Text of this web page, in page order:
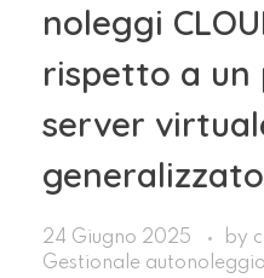
noleggi
rispetto a un
server
24 Giugno 2025 by
Gestionale autonoleggio